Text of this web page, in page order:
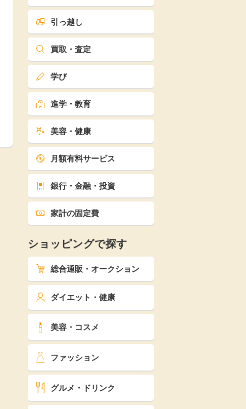
引っ越し
買取・査定
学び
進学・教育
美容・健康
月額有料サービス
銀行・金融・投資
家計の固定費
ショッピングで探す
総合通販・オークション
ダイエット・健康
美容・コスメ
ファッション
グルメ・ドリンク